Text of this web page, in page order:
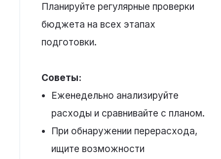
Планируйте регулярные проверки
бюджета на всех этапах
подготовки.
Советы:
Еженедельно анализируйте
расходы и сравнивайте с планом.
При обнаружении перерасхода,
ищите возможности